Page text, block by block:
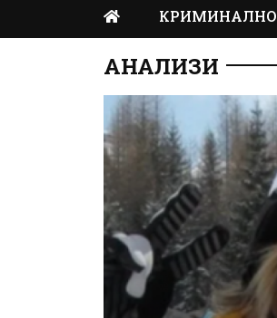
КРИМИНАЛНО
АНАЛИЗИ